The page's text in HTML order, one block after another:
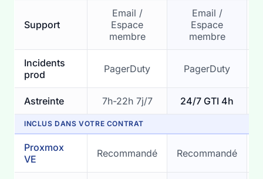
Support
Email /
Espace
membre
Email /
Espace
membre
Incidents
prod
PagerDuty PagerDuty
Astreinte 7h-22h 7j/7 24/7 GTI 4h
INCLUS DANS VOTRE CONTRAT
Proxmox
VE
Recommandé Recommandé